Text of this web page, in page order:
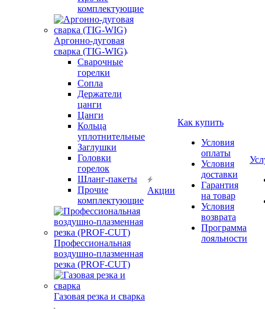
комплектующие
Аргонно-дуговая
сварка (TIG-WIG)
Сварочные
горелки
Сопла
Держатели
цанги
Цанги
Кольца
уплотнительные
Заглушки
Головки
горелок
Шланг-пакеты
Прочие
комплектующие
Профессиональная
воздушно-плазменная
резка (PROF-CUT)
Газовая резка и сварка
Акции
Как купить
Условия
оплаты
Условия
доставки
Гарантия
на товар
Условия
возврата
Программа
лояльности